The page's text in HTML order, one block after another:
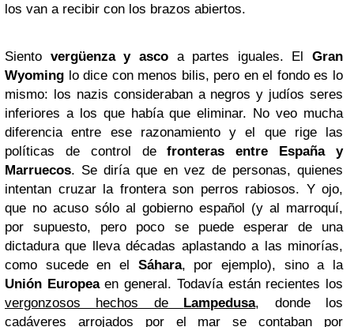
los van a recibir con los brazos abiertos.
Siento vergüenza y ascoa partes iguales. El Gran
Wyoming lo dice con menos bilis, pero en el fondo es lo
mismo: los nazis consideraban a negros y judíos seres
inferiores a los que había que eliminar. No veo mucha
diferencia entre ese razonamiento y el que rige las
políticas de control defronteras entre España y
Marruecos. Se diría que en vez de personas, quienes
intentan cruzar la frontera son perros rabiosos. Y ojo,
que no acuso sólo al gobierno español (y al marroquí,
por supuesto, pero poco se puede esperar de una
dictadura que lleva décadas aplastando a las minorías,
como sucede en el Sáhara, por ejemplo), sino a la
Unión Europeaen general. Todavía están recientes los
vergonzosos hechos de Lampedusa, donde los
cadáveres arrojados por el mar se contaban por